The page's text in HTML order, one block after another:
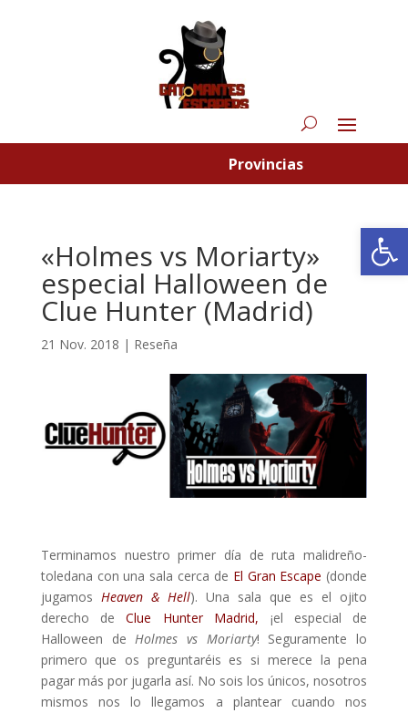
Provincias
«Holmes vs Moriarty»
especial Halloween de
Clue Hunter (Madrid)
21 Nov. 2018 | Reseña
Terminamos nuestro primer día de ruta malidreño-
toledana con una sala cerca de El Gran Escape (donde
jugamos Heaven & Hell). Una sala que es el ojito
derecho de
Clue Hunter Madrid, ¡el especial de
Halloween deHolmes vs Moriarty! Seguramente lo
primero que os preguntaréis es si merece la pena
pagar más por jugarla así. No sois los únicos, nosotros
mismos nos lo llegamos a plantear cuando nos